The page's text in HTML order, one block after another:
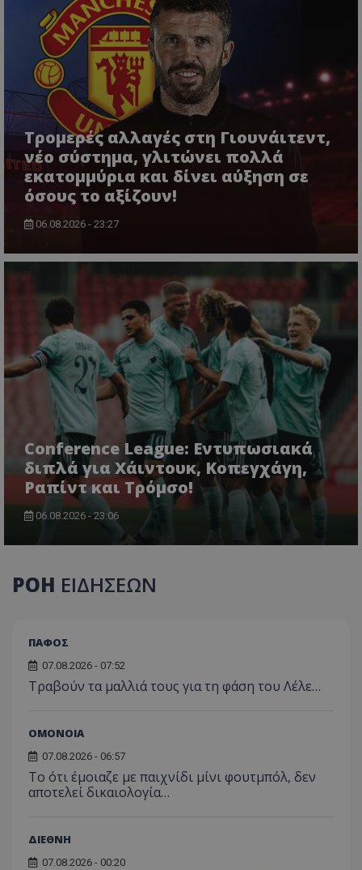
Τρομερές αλλαγές στη Γιουνάιτεντ,
νέο σύστημα, γλιτώνει πολλά
εκατομμύρια και δίνει αύξηση σε
όσους το αξίζουν!
06.08.2026 - 23:27
Conference League: Εντυπωσιακά
διπλά για Χάιντουκ, Κοπεγχάγη,
Ραπίντ και Τρόμσο!
06.08.2026 - 23:06
ΡΟΗ ΕΙΔΗΣΕΩΝ
ΠΑΦΟΣ
07.08.2026 - 07:52
Τραβούν τα μαλλιά τους για τη φάση του Λέλε…
ΟΜΟΝΟΙΑ
07.08.2026 - 06:57
Το ότι έμοιαζε με παιχνίδι μίνι φουτμπόλ, δεν
αποτελεί δικαιολογία…
ΔΙΕΘΝΗ
07.08.2026 - 00:20